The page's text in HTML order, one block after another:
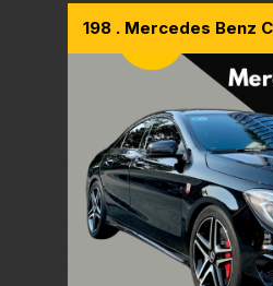
198 . Mercedes Benz